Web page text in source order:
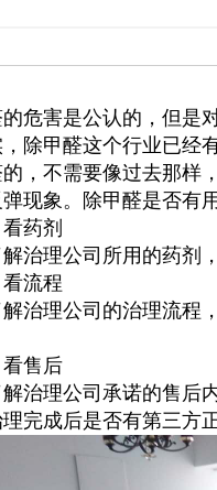
的危害是公认的，但是
除甲醛这个行业已经
的，不需要像过去那样
现象。除甲醛是否有
药剂
治理公司所用的药剂
流程
治理公司的治理流程
售后
治理公司承诺的售后
完成后是否有第三方